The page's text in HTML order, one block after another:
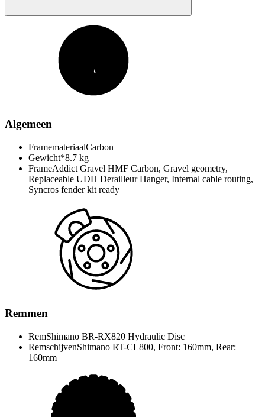
Algemeen
FramemateriaalCarbon
Gewicht*8.7 kg
FrameAddict Gravel HMF Carbon, Gravel geometry,
Replaceable UDH Derailleur Hanger, Internal cable routing,
Syncros fender kit ready
Remmen
RemShimano BR-RX820 Hydraulic Disc
RemschijvenShimano RT-CL800, Front: 160mm, Rear:
160mm